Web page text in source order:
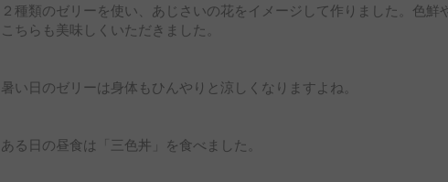
２種類のゼリーを使い、あじさいの花をイメージして作りました。色鮮
こちらも美味しくいただきました。
暑い日のゼリーは身体もひんやりと涼しくなりますよね。
ある日の昼食は「三色丼」を食べました。